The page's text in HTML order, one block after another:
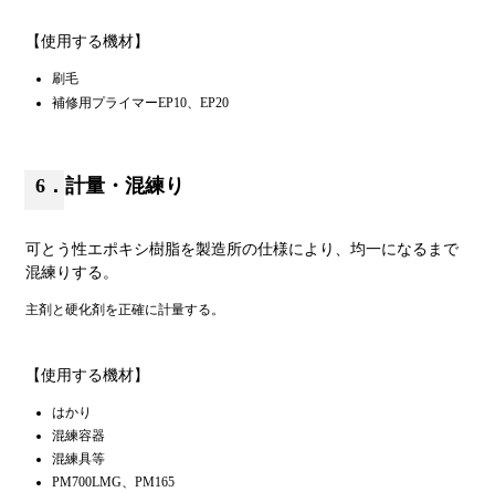
【使用する機材】
刷毛
補修用プライマーEP10、EP20
6．計量・混練り
可とう性エポキシ樹脂を製造所の仕様により、均一になるまで
混練りする。
主剤と硬化剤を正確に計量する。
【使用する機材】
はかり
混練容器
混練具等
PM700LMG、PM165